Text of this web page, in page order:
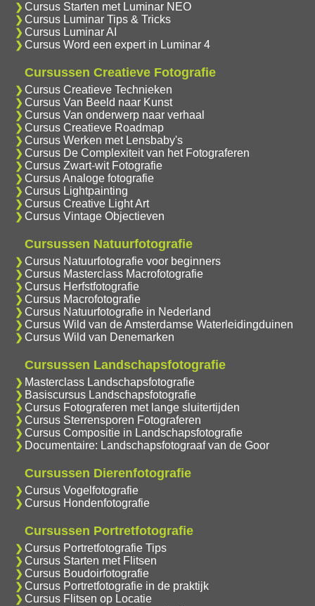
Cursus Starten met Luminar NEO
Cursus Luminar Tips & Tricks
Cursus Luminar AI
Cursus Word een expert in Luminar 4
Cursussen Creatieve Fotografie
Cursus Creatieve Technieken
Cursus Van Beeld naar Kunst
Cursus Van onderwerp naar verhaal
Cursus Creatieve Roadmap
Cursus Werken met Lensbaby's
Cursus De Complexiteit van het Fotograferen
Cursus Zwart-wit Fotografie
Cursus Analoge fotografie
Cursus Lightpainting
Cursus Creative Light Art
Cursus Vintage Objectieven
Cursussen Natuurfotografie
Cursus Natuurfotografie voor beginners
Cursus Masterclass Macrofotografie
Cursus Herfstfotografie
Cursus Macrofotografie
Cursus Natuurfotografie in Nederland
Cursus Wild van de Amsterdamse Waterleidingduinen
Cursus Wild van Denemarken
Cursussen Landschapsfotografie
Masterclass Landschapsfotografie
Basiscursus Landschapsfotografie
Cursus Fotograferen met lange sluitertijden
Cursus Sterrensporen Fotograferen
Cursus Compositie in Landschapsfotografie
Documentaire: Landschapsfotograaf van de Goor
Cursussen Dierenfotografie
Cursus Vogelfotografie
Cursus Hondenfotografie
Cursussen Portretfotografie
Cursus Portretfotografie Tips
Cursus Starten met Flitsen
Cursus Boudoirfotografie
Cursus Portretfotografie in de praktijk
Cursus Flitsen op Locatie